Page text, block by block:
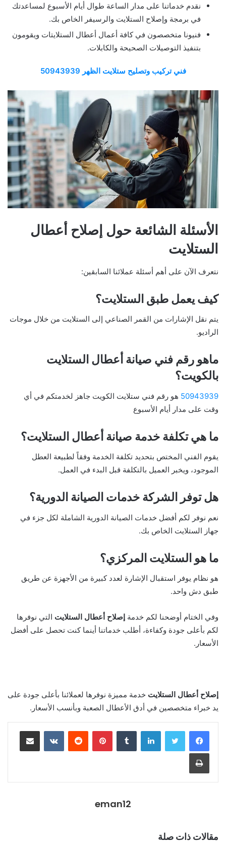
نقدم خدماتنا على مدار الساعة طوال أيام الأسبوع لمساعدتك
في برمجة وإصلاح الستلايت والرسيفر الخاص بك.
فنيونا متخصصون في كافة أعمال أعطال الستلايتات ويقومون
بتنفيذ التوصيلات الصحيحة والكابلات.
فني تركيب وتصليح ستلايت الظهر 50943939
الأسئلة الشائعة حول إصلاح أعطال
الستلايت​
نتعرف الآن على أهم أسئلة عملائنا السابقين:
كيف يعمل طبق الستلايت؟
يتم نقل الإشارات من القمر الصناعي إلى الستلايت من خلال موجات
الراديو.
ماهو رقم فني صيانة أعطال الستلايت
بالكويت؟
50943939 هو رقم فني ستلايت الكويت جاهز لخدمتكم في أي
وقت على مدار أيام الأسبوع
ما هي تكلفة خدمة صيانة أعطال الستلايت؟
يقوم الفني المختص بتحديد تكلفة الخدمة وفقاً لطبيعة العطل
الموجود، ويخبر العميل بالتكلفة قبل البدء في العمل.
هل توفر الشركة خدمات الصيانة الدورية؟
نعم نوفر لكم أفضل خدمات الصيانة الدورية الشاملة لكل جزء في
جهاز الستلايت الخاص بك.
ما هو الستلايت المركزي؟
هو نظام يوفر استقبال الإشارة لعدد كبيرة من الأجهزة عن طريق
طبق دش واحد.
وفي الختام أوضحنا لكم خدمة إصلاح أعطال الستلايت ​ التي نوفرها
لكم بأعلى جودة وكفاءة، أطلب خدماتنا أينما كنت تحصل على أفضل
الأسعار.
إصلاح أعطال الستلايت ​ خدمة مميزة نوفرها لعملائنا بأعلى جودة على
يد خبراء متخصصين في أدق الأعطال الصعبة وبأنسب الأسعار.
eman12
مقالات ذات صلة